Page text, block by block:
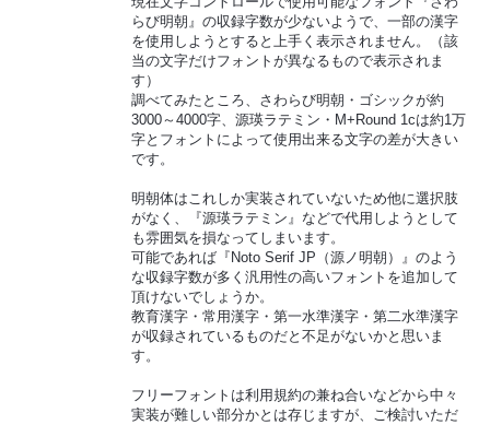
らび明朝』の収録字数が少ないようで、一部の漢字
を使用しようとすると上手く表示されません。（該
当の文字だけフォントが異なるもので表示されま
す）
調べてみたところ、さわらび明朝・ゴシックが約
3000～4000字、源瑛ラテミン・M+Round 1cは約1万
字とフォントによって使用出来る文字の差が大きい
です。
明朝体はこれしか実装されていないため他に選択肢
がなく、『源瑛ラテミン』などで代用しようとして
も雰囲気を損なってしまいます。
可能であれば『Noto Serif JP（源ノ明朝）』のよう
な収録字数が多く汎用性の高いフォントを追加して
頂けないでしょうか。
教育漢字・常用漢字・第一水準漢字・第二水準漢字
が収録されているものだと不足がないかと思いま
す。
フリーフォントは利用規約の兼ね合いなどから中々
実装が難しい部分かとは存じますが、ご検討いただ